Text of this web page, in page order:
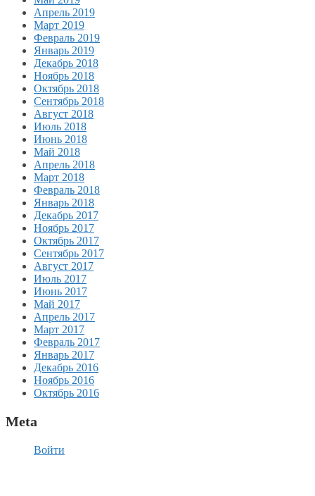
Апрель 2019
Март 2019
Февраль 2019
Январь 2019
Декабрь 2018
Ноябрь 2018
Октябрь 2018
Сентябрь 2018
Август 2018
Июль 2018
Июнь 2018
Май 2018
Апрель 2018
Март 2018
Февраль 2018
Январь 2018
Декабрь 2017
Ноябрь 2017
Октябрь 2017
Сентябрь 2017
Август 2017
Июль 2017
Июнь 2017
Май 2017
Апрель 2017
Март 2017
Февраль 2017
Январь 2017
Декабрь 2016
Ноябрь 2016
Октябрь 2016
Meta
Войти